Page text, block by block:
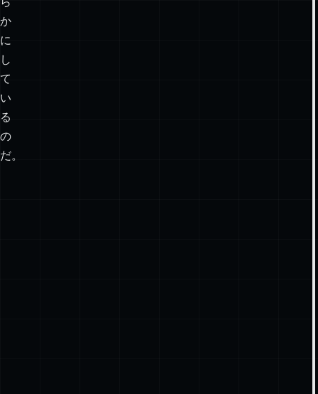
モ
デ
ル
を
明
ら
か
に
し